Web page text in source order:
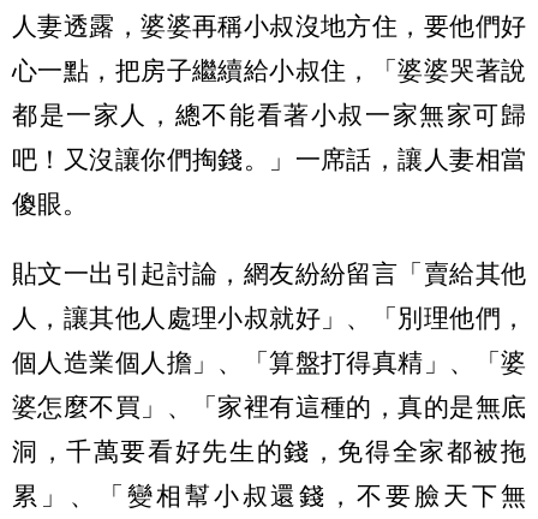
人妻透露，婆婆再稱小叔沒地方住，要他們好
心一點，把房子繼續給小叔住，「婆婆哭著說
都是一家人，總不能看著小叔一家無家可歸
吧！又沒讓你們掏錢。」一席話，讓人妻相當
傻眼。
貼文一出引起討論，網友紛紛留言「賣給其他
人，讓其他人處理小叔就好」、「別理他們，
個人造業個人擔」、「算盤打得真精」、「婆
婆怎麼不買」、「家裡有這種的，真的是無底
洞，千萬要看好先生的錢，免得全家都被拖
累」、「變相幫小叔還錢，不要臉天下無